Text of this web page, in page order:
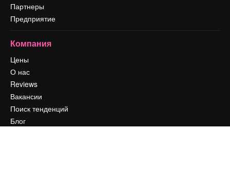
Партнеры
Предприятие
Компания
Цены
О нас
Reviews
Вакансии
Поиск тенденций
Блог